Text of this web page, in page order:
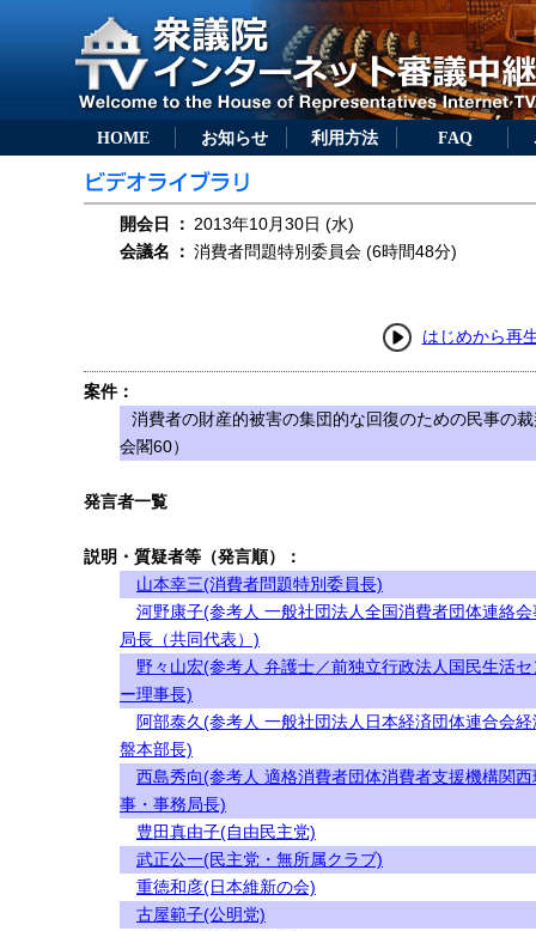
HOME お知らせ 利用方法 FAQ
開会日 ： 2013年10月30日 (水)
会議名
： 消費者問題特別委員会 (6時間48分)
はじめから再
案件：
消費者の財産的被害の集団的な回復のための民事の
会閣60）
発言者一覧
説明・質疑者等（発言順）：
山本幸三(消費者問題特別委員長)
河野康子(参考人 一般社団法人全国消費者団体連絡会
局長（共同代表）)
野々山宏(参考人 弁護士／前独立行政法人国民生活セ
ー理事長)
阿部泰久(参考人 一般社団法人日本経済団体連合会
盤本部長)
西島秀向(参考人 適格消費者団体消費者支援機構関西
事・事務局長)
豊田真由子(自由民主党)
武正公一(民主党・無所属クラブ)
重徳和彦(日本維新の会)
古屋範子(公明党)